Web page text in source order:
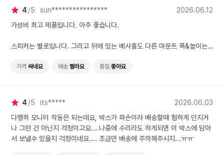
4 5 sun****************
2026.06.12
가성비 최고 제품입니다. 아주 좋습니다.
스피커는 별로입니다. 그리고 뒤에 있는 베사홀도 다른 마운트 폭&높이는 1
를 주문해서 조립해야 합니다. 불편하네요.
가격 싸네요 배송 빨라요 품질 좋아요
4 5 its*****
2026.06.03
다행히 모니터 작동은 되는데요, 박스가 파손이라 배송할떄 험하게 던지거
나 그런 건 아닌지 걱정이고요....나중에 수리라도 하게되면 이 박스에 담아
서 보낼수 있을지 걱정이네요.... 조금만 배송에 주의해주시지...ㅠㅠ